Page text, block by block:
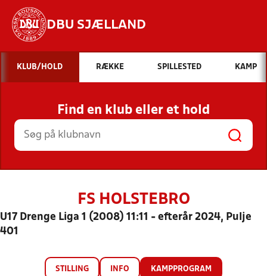
DBU SJÆLLAND
Hvad vil du søge efter?
INDHOLD OG NYHEDER
STILLINGER, RESULTATER, KLUBBER OG
HOLD
KLUB/HOLD RÆKKE SPILLESTED KAMP
Find en klub eller et hold
FS HOLSTEBRO
U17 Drenge Liga 1 (2008) 11:11 - efterår 2024, Pulje
401
STILLING INFO KAMPPROGRAM